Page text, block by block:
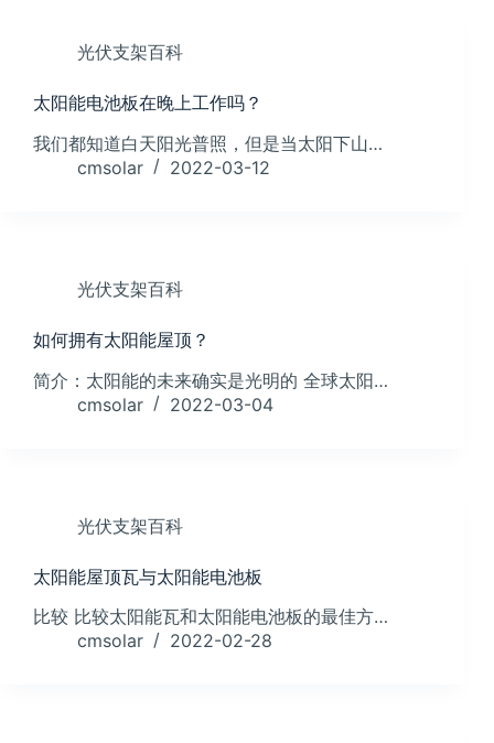
光伏支架百科
太阳能电池板在晚上工作吗？
我们都知道白天阳光普照，但是当太阳下山…
cmsolar
2022-03-12
光伏支架百科
如何拥有太阳能屋顶？
简介：太阳能的未来确实是光明的 全球太阳…
cmsolar
2022-03-04
光伏支架百科
太阳能屋顶瓦与太阳能电池板
比较 比较太阳能瓦和太阳能电池板的最佳方…
cmsolar
2022-02-28